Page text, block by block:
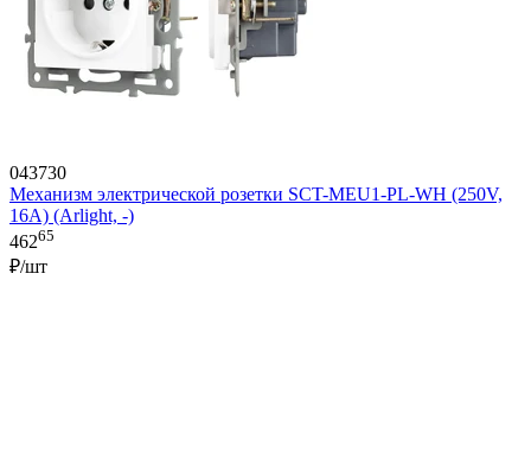
043730
Механизм электрической розетки SCT-MEU1-PL-WH (250V,
16A) (Arlight, -)
46265
₽/шт